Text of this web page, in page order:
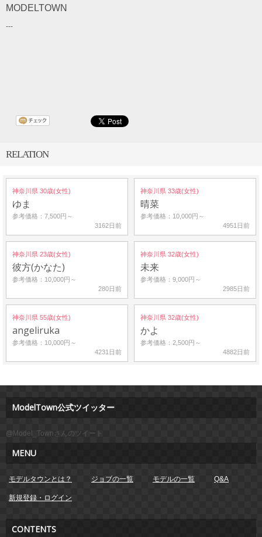
MODELTOWN
---
RELATION
神奈川県 30歳(女性)
ゆま
参考価格：7,500円～
3162日前
神奈川県 33歳(女性)
晴菜
参考価格：10,000円～
4951日前
神奈川県 23歳(女性)
彼方(かなた)
参考価格：10,000円～
280日前
神奈川県 32歳(女性)
未来
参考価格：9,000円～
2985日前
神奈川県 55歳(女性)
angeliruka
参考価格：10,000円～
4231日前
神奈川県 32歳(女性)
かよ
参考価格：2,500円～
4882日前
ModelTown公式ツイッター
@Model_Townさんのツイート
MENU
モデルタウンとは？ ジョブの一覧 モデルの一覧 Q&A
新規登録・ログイン
CONTENTS